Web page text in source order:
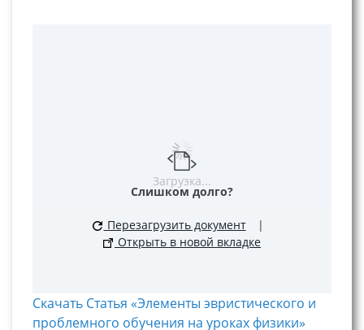
Загрузка...
Слишком долго?
Перезагрузить документ
|
Открыть в новой вкладке
Скачать Статья «Элементы эвристического и
проблемного обучения на уроках физики»